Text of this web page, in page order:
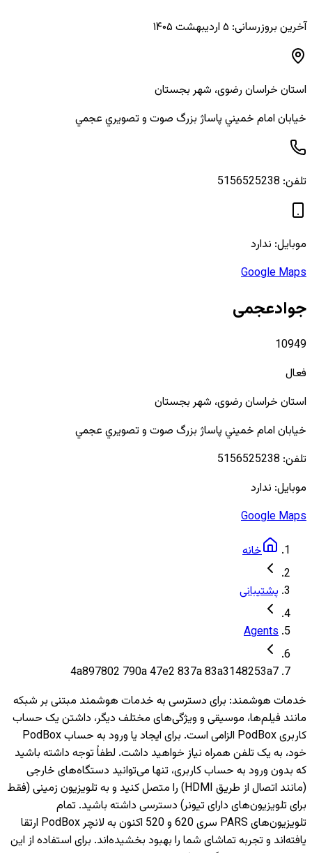
آخرین بروزرسانی: ۵ اردیبهشت ۱۴۰۵
استان خراسان رضوی، شهربجستان
خيابان امام خميني پاساژ بزرگ صوت و تصويري عجمي
تلفن: 5156525238
موبایل: ندارد
Google Maps
جوادعجمی
10949
فعال
استان خراسان رضوی، شهربجستان
خيابان امام خميني پاساژ بزرگ صوت و تصويري عجمي
تلفن: 5156525238
موبایل: ندارد
Google Maps
خانه
پشتیبانی
Agents
4a897802 790a 47e2 837a 83a3148253a7
خدمات هوشمند: برای دسترسی به خدمات هوشمند مبتنی بر شبکه
مانند فیلم‌ها، موسیقی و ویژگی‌های مختلف دیگر، داشتن یک حساب
کاربری PodBox الزامی است. برای ایجاد یا ورود به حساب PodBox
خود، به یک تلفن همراه نیاز خواهید داشت. لطفاً توجه داشته باشید
که بدون ورود به حساب کاربری، تنها می‌توانید دستگاه‌های خارجی
(مانند اتصال از طریق HDMI) را متصل کنید و به تلویزیون‌ زمینی (فقط
برای تلویزیون‌های دارای تیونر) دسترسی داشته باشید. تمام
تلویزیون‌های PARS سری 620 و 520 اکنون به لانچر PodBox ارتقا
یافته‌اند و تجربه تماشای شما را بهبود بخشیده‌اند. برای استفاده از این